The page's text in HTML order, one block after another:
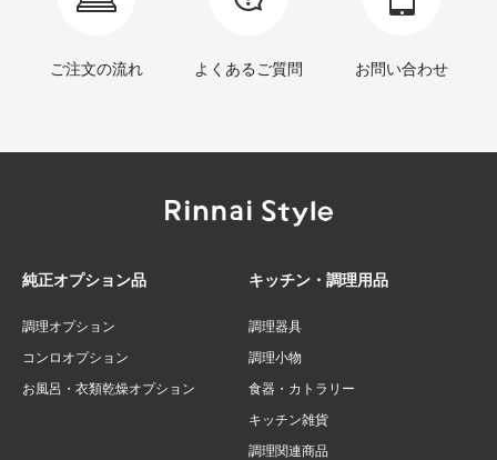
ご注文の流れ よくあるご質問 お問い合わせ
純正オプション品
調理オプション
コンロオプション
お風呂・衣類乾燥オプション
キッチン・調理用品
調理器具
調理小物
食器・カトラリー
キッチン雑貨
調理関連商品